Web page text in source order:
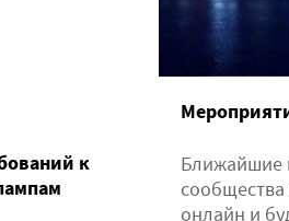
Ближайшие
онлайн и
к